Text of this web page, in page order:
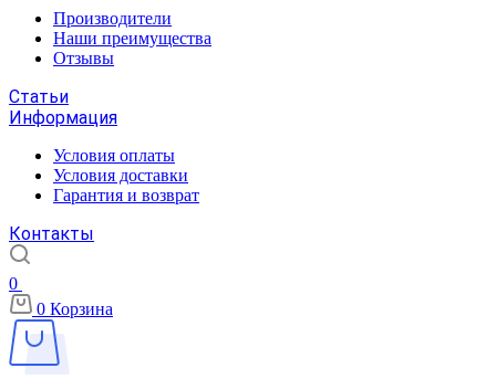
Производители
Наши преимущества
Отзывы
Статьи
Информация
Условия оплаты
Условия доставки
Гарантия и возврат
Контакты
0
0 Корзина